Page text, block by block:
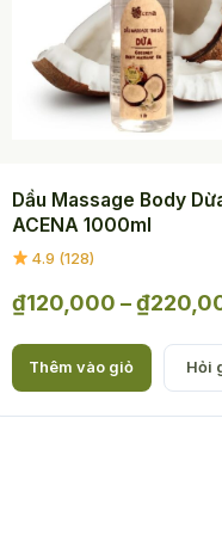
Dầu Massage Body
ACENA 1000ml
4.9 (128)
₫120,000 –₫
Thêm vào giỏ Hỏi